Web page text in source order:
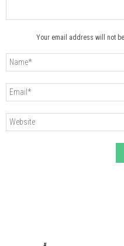
Your email address will not